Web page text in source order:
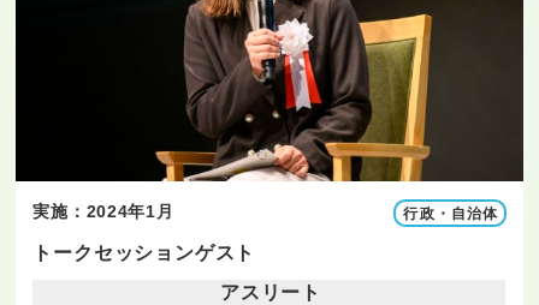
実施：2024年1月 行政・自治体
トークセッションゲスト
アスリート